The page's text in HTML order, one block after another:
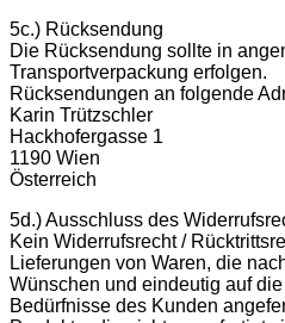
5c.) Rücksendung
Die Rücksendung sollte in
Transportverpackung erfolgen.
Rücksendungen an folgende
Karin Trützschler
Hackhofergasse 1
1190 Wien
Österreich
5d.) Ausschluss des
Kein Widerrufsrecht /
Lieferungen von Waren, die
Wünschen und eindeutig auf
Bedürfnisse des Kunden